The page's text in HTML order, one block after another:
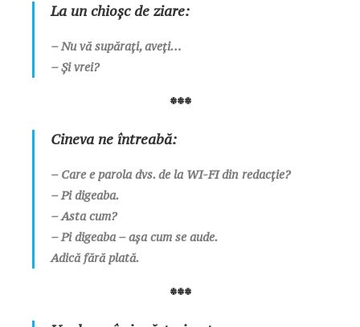
La un chioșc de ziare:
– Nu vă supărați, aveți…
– Și vrei?
***
Cineva ne întreabă:
– Care e parola dvs. de la WI-FI din redacție?
– Pi digeaba.
– Asta cum?
– Pi digeaba – așa cum se aude.
Adică fără plată.
***